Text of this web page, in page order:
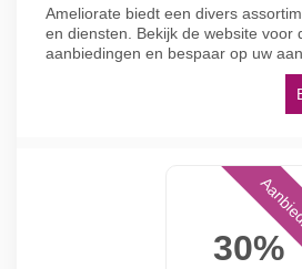
Ameliorate biedt een divers
en diensten. Bekijk de website voor
aanbiedingen en bespaar op uw
30%